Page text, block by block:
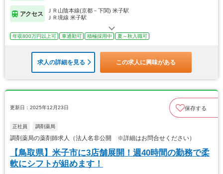
アクセス
ＪＲ山陰本線(京都－下関) 米子駅
ＪＲ境線 米子駅
年収800万円以上可 車通勤可 積極採用中 夏～秋入職可
求人の詳細を見る この求人に興味がある
更新日：2025年12月23日 保存する
正社員 調剤薬局
調剤薬局の薬剤師求人（法人名非公開 ※詳細はお問合せください）
【鳥取県】米子市に3店舗展開！週40時間の勤務で柔
軟にシフトが組めます！